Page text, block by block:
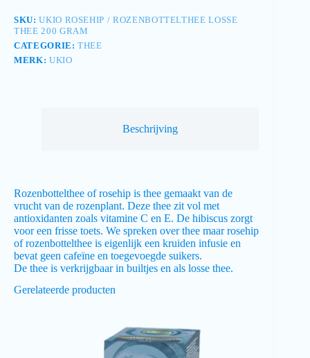
SKU:UKIO ROSEHIP / ROZENBOTTELTHEE LOSSE
THEE 200 GRAM
CATEGORIE:THEE
MERK: UKIO
Beschrijving
Rozenbottelthee of rosehip is thee gemaakt van de
vrucht van de rozenplant. Deze thee zit vol met
antioxidanten zoals vitamine C en E. De hibiscus zorgt
voor een frisse toets. We spreken over thee maar rosehip
of rozenbottelthee is eigenlijk een kruiden infusie en
bevat geen cafeïne en toegevoegde suikers.
De thee is verkrijgbaar in builtjes en als losse thee.
Gerelateerde producten